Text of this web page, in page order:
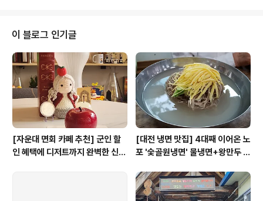
월 23일 나는 오전에 상해기술혁신센터를 방문하고 난 뒤,
곧장, 그녀가 있다는 Student Venture Park로 움직였
다. 지하철 10호선을 타고 상해 끝과 끝을 오간 것이다. 그
녀에게 전화를 해서 어떻게 가야되는지 물었다. 당시 나에
게는 그녀의 사무실 주소 밖..
이 블로그 인기글
[자운대 면회 카페 추천] 군인 할
인 혜택에 디저트까지 완벽한 신성
[대전 냉면 맛집] 4대째 이어온 노
포 '숯골원냉면' 물냉면+왕만두 조